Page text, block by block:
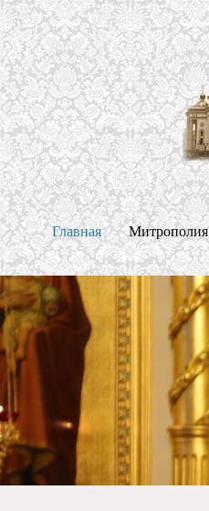
Главная Митрополия